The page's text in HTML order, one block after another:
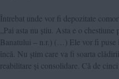
Întrebat unde vor fi depozitate
„Pai asta nu știu. Asta e o
Banatului – n.r.) (…) Ele vor fi puse
încă. Nu știm care va fi soarta
reabilitare și consolidare. Că de